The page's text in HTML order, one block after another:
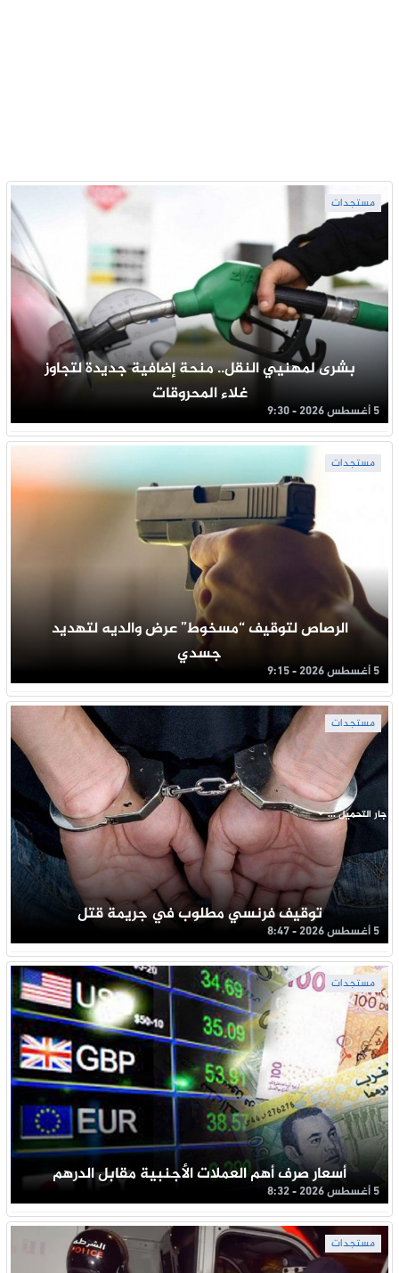
مستجدات
بشرى لمهنيي النقل.. منحة إضافية جديدة لتجاوز
غلاء المحروقات
5 أغسطس 2026 - 9:30
مستجدات
الرصاص لتوقيف “مسخوط” عرض والديه لتهديد
جسدي
5 أغسطس 2026 - 9:15
مستجدات
توقيف فرنسي مطلوب في جريمة قتل
5 أغسطس 2026 - 8:47
مستجدات
أسعار صرف أهم العملات الأجنبية مقابل الدرهم
5 أغسطس 2026 - 8:32
مستجدات
جار التحميل ...